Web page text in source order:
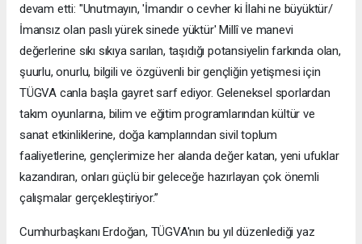
devam etti: "Unutmayın, 'İmandır o cevher ki İlahi ne büyüktür/
İmansız olan paslı yürek sinede yüktür' Millî ve manevi
değerlerine sıkı sıkıya sarılan, taşıdığı potansiyelin farkında olan,
şuurlu, onurlu, bilgili ve özgüvenli bir gençliğin yetişmesi için
TÜGVA canla başla gayret sarf ediyor. Geleneksel sporlardan
takım oyunlarına, bilim ve eğitim programlarından kültür ve
sanat etkinliklerine, doğa kamplarından sivil toplum
faaliyetlerine, gençlerimize her alanda değer katan, yeni ufuklar
kazandıran, onları güçlü bir geleceğe hazırlayan çok önemli
çalışmalar gerçekleştiriyor.”
Cumhurbaşkanı Erdoğan, TÜGVA'nın bu yıl düzenlediği yaz